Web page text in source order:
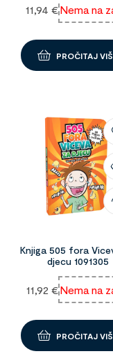
11,94 €Nema na
PROČITAJ
Knjiga 505 fora
djecu 1091305
11,92 €Nema na
PROČITAJ